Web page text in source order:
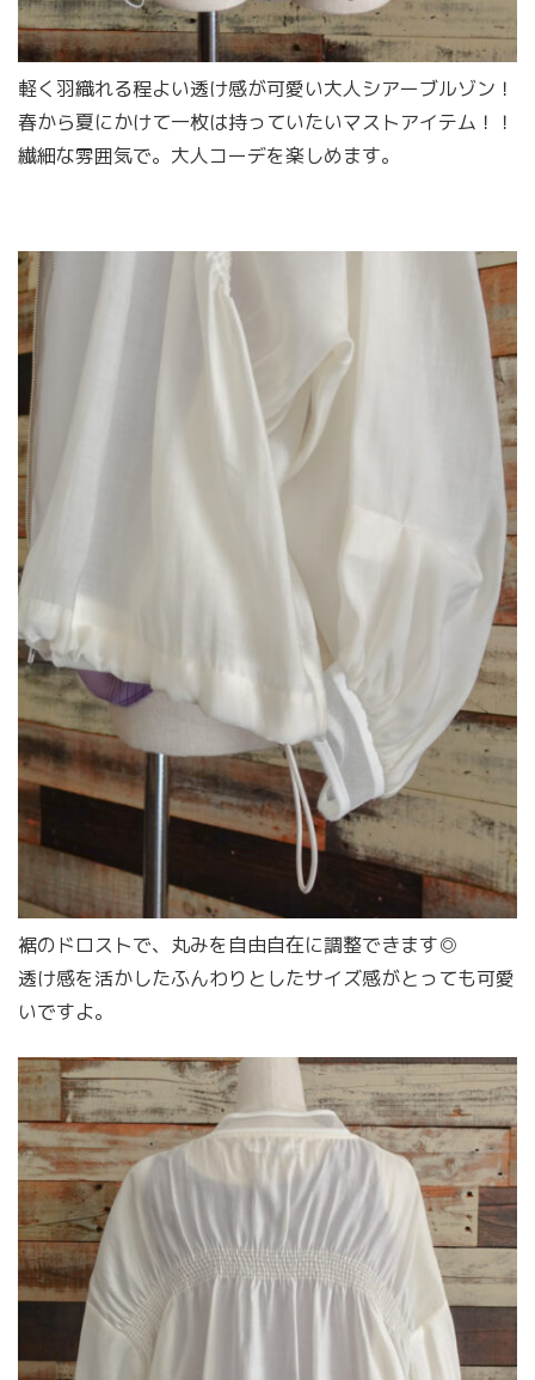
軽く羽織れる程よい透け感が可愛い大人シアーブルゾン！
春から夏にかけて一枚は持っていたいマストアイテム！！
繊細な雰囲気で。大人コーデを楽しめます。
裾のドロストで、丸みを自由自在に調整できます◎
透け感を活かしたふんわりとしたサイズ感がとっても可愛
いですよ。